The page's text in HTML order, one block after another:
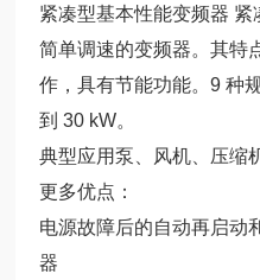
紧凑型基本性能变频器
简单调速的变频器。其特
作，具有节能功能。9 种
到 30 kW。
典型应用泵、风机、压缩
更多优点：
电源故障后的自动再启动
器